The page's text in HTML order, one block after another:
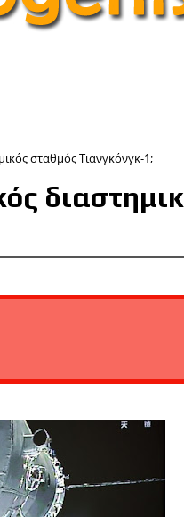
σταθμός Τιανγκόνγκ-1;